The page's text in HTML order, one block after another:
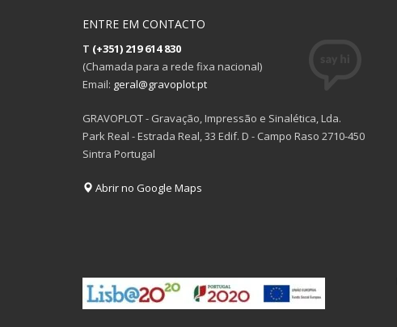
ENTRE EM CONTACTO
T (+351) 219 614 830
(Chamada para a rede fixa nacional)
Email: geral@gravoplot.pt
GRAVOPLOT - Gravação, Impressão e Sinalética, Lda.
Park Real - Estrada Real, 33 Edif. D - Campo Raso 2710-450
Sintra Portugal
Abrir no Google Maps